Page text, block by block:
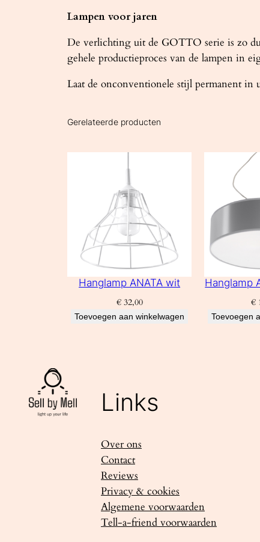
Lampen voor jaren
De verlichting uit de GOTTO serie is zo
gehele productieproces van de lampen in
Laat de onconventionele stijl permanent
Gerelateerde producten
Hanglamp ANATA wit
€32,00
Toevoegen aan winkelwagen
Hanglamp
€
Toevoegen
Links
Over ons
Contact
Reviews
Privacy & cookies
Algemene voorwaarden
Tell-a-friend voorwaarden